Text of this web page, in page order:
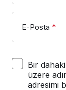
E-Posta *
Bir
üzere
adresimi